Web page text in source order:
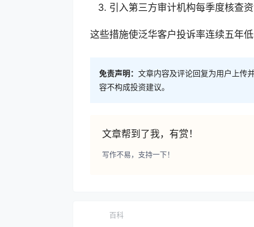
引入第三方审计机构每季度核查
这些措施使泛华客户投诉率连续五年
免责声明： 文章内容及评论回复为用户上传
容不构成投资建议。
文章帮到了我，有赏！
写作不易，支持一下！
百科